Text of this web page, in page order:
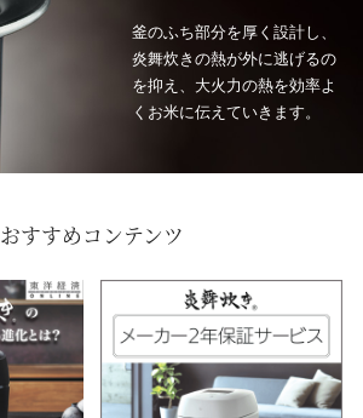
釜のふち部分を厚く設計し、
炎舞炊きの熱が外に逃げるの
を抑え、大火力の熱を効率よ
くお米に伝えていきます。
おすすめコンテンツ